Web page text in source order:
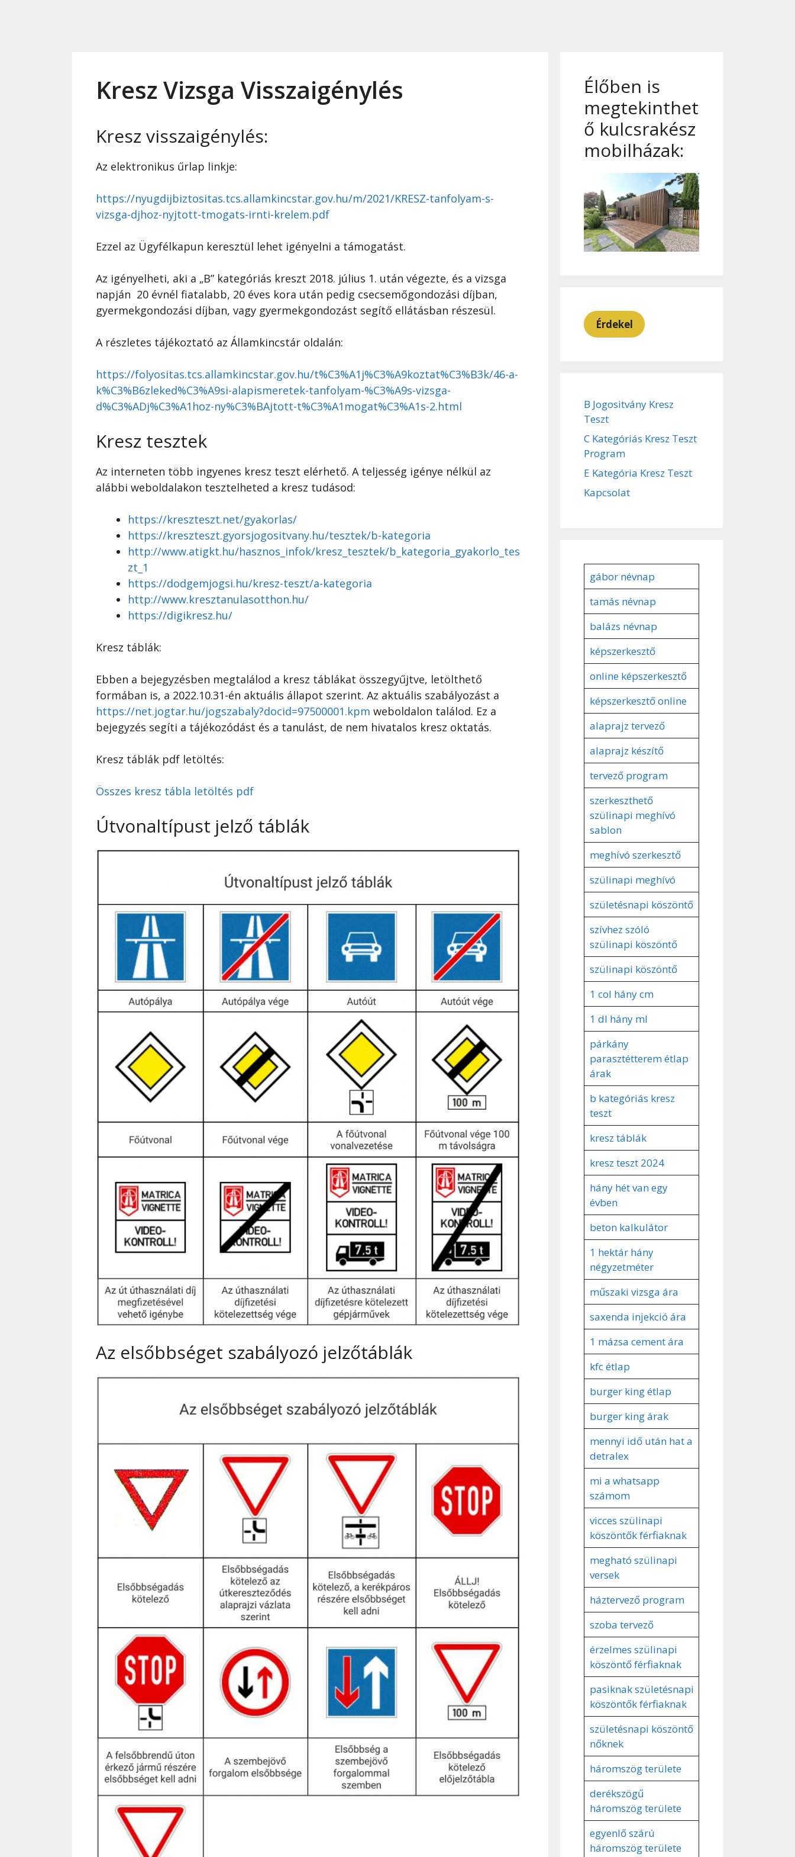
Kresz Vizsga Visszaigénylés
Kresz visszaigénylés:
Az elektronikus űrlap linkje:
https://nyugdijbiztositas.tcs.allamkincstar.gov.hu/m/2021/KRESZ-tanfolyam-s-
vizsga-djhoz-nyjtott-tmogats-irnti-krelem.pdf
Ezzel az Ügyfélkapun keresztül lehet igényelni a támogatást.
Az igényelheti, aki a „B” kategóriás kreszt 2018. július 1. után végezte, és a vizsga
napján 20 évnél fiatalabb, 20 éves kora után pedig csecsemőgondozási díjban,
gyermekgondozási díjban, vagy gyermekgondozást segítő ellátásban részesül.
A részletes tájékoztató az Államkincstár oldalán:
https://folyositas.tcs.allamkincstar.gov.hu/t%C3%A1j%C3%A9koztat%C3%B3k/46-a-
k%C3%B6zleked%C3%A9si-alapismeretek-tanfolyam-%C3%A9s-vizsga-
d%C3%ADj%C3%A1hoz-ny%C3%BAjtott-t%C3%A1mogat%C3%A1s-2.html
Kresz tesztek
Az interneten több ingyenes kresz teszt elérhető. A teljesség igénye nélkül az
alábbi weboldalakon tesztelheted a kresz tudásod:
https://kreszteszt.net/gyakorlas/
https://kreszteszt.gyorsjogositvany.hu/tesztek/b-kategoria
http://www.atigkt.hu/hasznos_infok/kresz_tesztek/b_kategoria_gyakorlo_tes
zt_1
https://dodgemjogsi.hu/kresz-teszt/a-kategoria
http://www.kresztanulasotthon.hu/
https://digikresz.hu/
Kresz táblák:
Ebben a bejegyzésben megtalálod a kresz táblákat összegyűjtve, letölthető
formában is, a 2022.10.31-én aktuális állapot szerint. Az aktuális szabályozást a
https://net.jogtar.hu/jogszabaly?docid=97500001.kpm weboldalon találod. Ez a
bejegyzés segíti a tájékozódást és a tanulást, de nem hivatalos kresz oktatás.
Kresz táblák pdf letöltés:
Összes kresz tábla letöltés pdf
Útvonaltípust jelző táblák
Az elsőbbséget szabályozó jelzőtáblák
Élőben is
megtekinthet
ő kulcsrakész
mobilházak:
Érdekel
B Jogositvány Kresz
Teszt
C Kategóriás Kresz Teszt
Program
E Kategória Kresz Teszt
Kapcsolat
gábor névnap
tamás névnap
balázs névnap
képszerkesztő
online képszerkesztő
képszerkesztő online
alaprajz tervező
alaprajz készítő
tervező program
szerkeszthető
szülinapi meghívó
sablon
meghívó szerkesztő
szülinapi meghívó
születésnapi köszöntő
szívhez szóló
szülinapi köszöntő
szülinapi köszöntő
1 col hány cm
1 dl hány ml
párkány
parasztétterem étlap
árak
b kategóriás kresz
teszt
kresz táblák
kresz teszt 2024
hány hét van egy
évben
beton kalkulátor
1 hektár hány
négyzetméter
műszaki vizsga ára
saxenda injekció ára
1 mázsa cement ára
kfc étlap
burger king étlap
burger king árak
mennyi idő után hat a
detralex
mi a whatsapp
számom
vicces szülinapi
köszöntők férfiaknak
megható szülinapi
versek
háztervező program
szoba tervező
érzelmes szülinapi
köszöntő férfiaknak
pasiknak születésnapi
köszöntők férfiaknak
születésnapi köszöntő
nőknek
háromszög területe
derékszögű
háromszög területe
egyenlő szárú
háromszög területe